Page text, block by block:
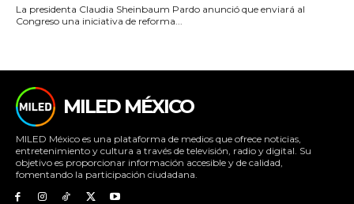
La presidenta Claudia Sheinbaum Pardo anunció que enviará al
Congreso una iniciativa de reforma...
MILED MÉXICO
MILED México es una plataforma de medios que ofrece noticias,
entretenimiento y cultura a través de televisión, radio y digital. Su
objetivo es proporcionar información accesible y de calidad,
fomentando la participación ciudadana.